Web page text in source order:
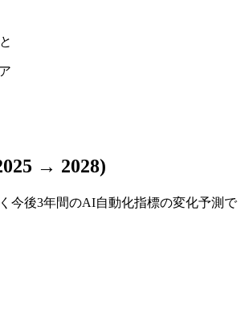
→ 2028)
今後3年間のAI自動化指標の変化予測で